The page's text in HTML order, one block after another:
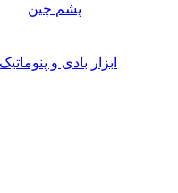
پشم چین
ابزار بادی و پنوماتیک